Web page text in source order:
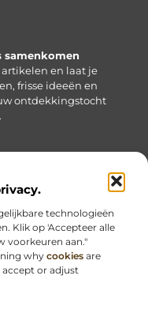
technologieën
Klik op 'Accepteer alle
voorkeuren aan."
why cookies are
or adjust
samenkomen
en laat je
frisse ideeën en
ontdekkingstocht